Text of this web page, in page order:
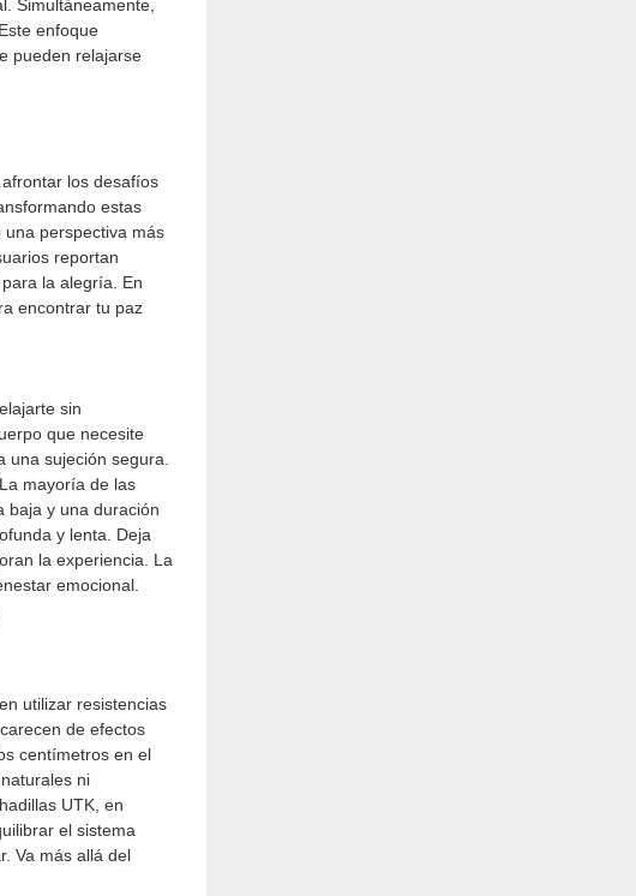
Simultáneamente,
enfoque
pueden relajarse
los desafíos
estas
perspectiva más
reportan
la alegría. En
encontrar tu paz
sin
que necesite
sujeción segura.
mayoría de las
baja y una duración
y lenta. Deja
la experiencia. La
emocional.
utilizar resistencias
de efectos
centímetros en el
ni
UTK, en
el sistema
Va más allá del